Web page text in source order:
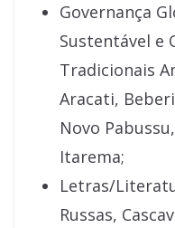
Governança
Sustentável e
Tradicionais
Aracati,
Novo
Itarema;
Letras/
Russas,